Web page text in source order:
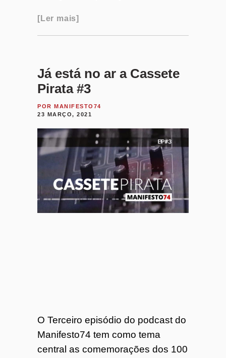
Ler mais
Já está no ar a Cassete
Pirata #3
POR MANIFESTO74
23 MARÇO, 2021
O Terceiro episódio do podcast do
Manifesto74 tem como tema
central as comemorações dos 100